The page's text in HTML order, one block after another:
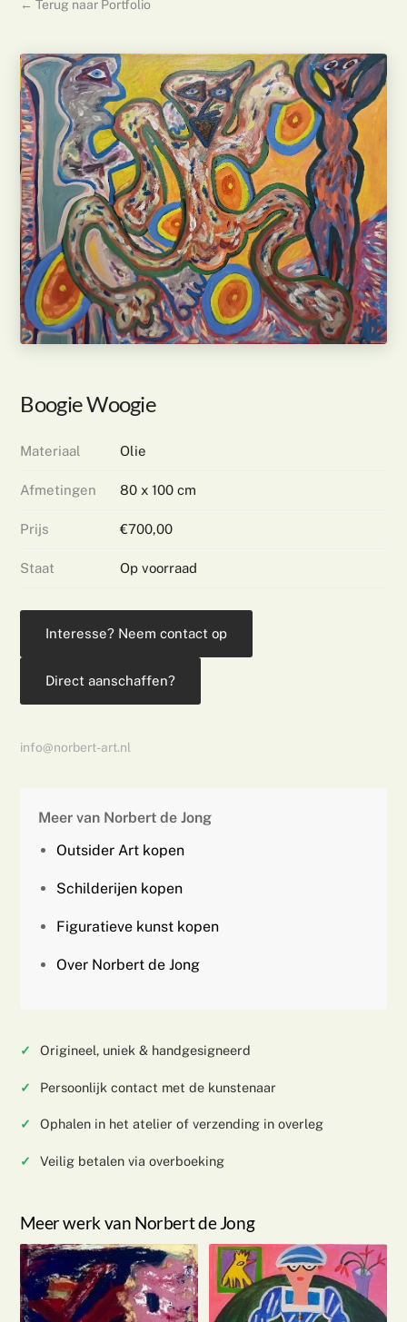
← Terug naar Portfolio
Boogie Woogie
Materiaal Olie
Afmetingen 80 x 100 cm
Prijs €700,00
Staat Op voorraad
Interesse? Neem contact op
Direct aanschaffen?
info@norbert-art.nl
Meer van Norbert de Jong
Outsider Art kopen
Schilderijen kopen
Figuratieve kunst kopen
Over Norbert de Jong
Origineel, uniek & handgesigneerd
Persoonlijk contact met de kunstenaar
Ophalen in het atelier of verzending in overleg
Veilig betalen via overboeking
Meer werk van Norbert de Jong